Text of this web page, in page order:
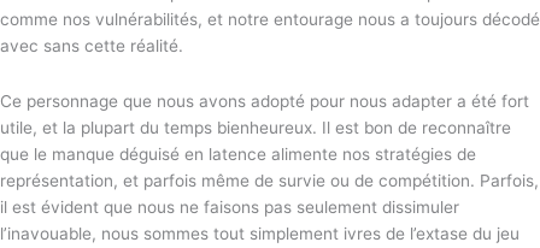
comme nos vulnérabilités, et notre entourage nous a toujours décodé
avec sans cette réalité.
Ce personnage que nous avons adopté pour nous adapter a été fort
utile, et la plupart du temps bienheureux. Il est bon de reconnaître
que le manque déguisé en latence alimente nos stratégies de
représentation, et parfois même de survie ou de compétition. Parfois,
il est évident que nous ne faisons pas seulement dissimuler
l’inavouable, nous sommes tout simplement ivres de l’extase du jeu